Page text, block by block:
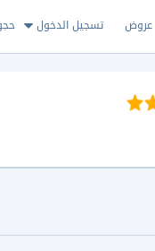
عروض تسجيل الدخول